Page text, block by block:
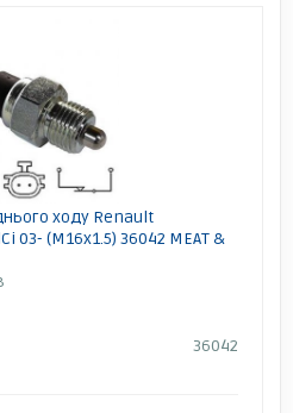
ходу Renault
03- (M16x1.5) 36042 MEAT &
36042